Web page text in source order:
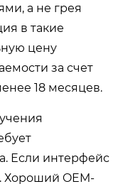
а не грея
в такие
цену
за счет
18 месяцев.
Если интерфейс
Хороший OEM-